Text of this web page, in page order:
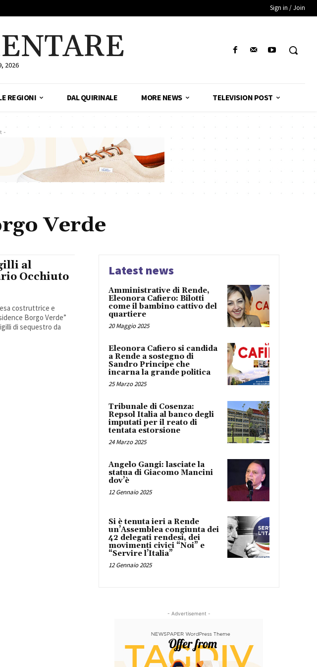
Sign in / Join
2026
REGIONI DAL QUIRINALE MORE NEWS TELEVISION POST
-
Verde
al
Occhiuto
costruttrice e
Borgo Verde”
di sequestro da
Latest news
Amministrative di Rende,
Eleonora Cafiero: Bilotti
come il bambino cattivo del
quartiere
20 Maggio 2025
Eleonora Cafiero si candida
a Rende a sostegno di
Sandro Principe che
incarna la grande politica
25 Marzo 2025
Tribunale di Cosenza:
Repsol Italia al banco degli
imputati per il reato di
tentata estorsione
24 Marzo 2025
Angelo Gangi: lasciate la
statua di Giacomo Mancini
dov’è
12 Gennaio 2025
Si è tenuta ieri a Rende
un’Assemblea congiunta dei
42 delegati rendesi, dei
movimenti civici “Noi” e
“Servire l’Italia”
12 Gennaio 2025
- Advertisement -